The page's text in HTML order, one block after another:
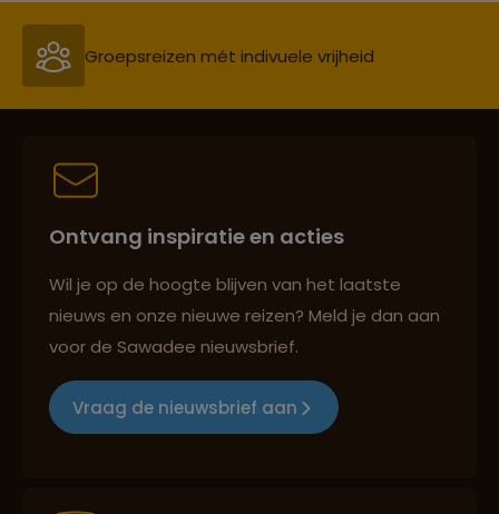
Groepsreizen mét indivuele vrijheid
Persoonlijk en deskundig reisadvies
Reizen met oog voor mens, cultuur en milieu
Ontvang inspiratie en acties
Wil je op de hoogte blijven van het laatste
nieuws en onze nieuwe reizen? Meld je dan aan
voor de Sawadee nieuwsbrief.
Vraag de nieuwsbrief aan